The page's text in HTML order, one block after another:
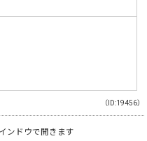
（ID:19456）
ンドウで開きます